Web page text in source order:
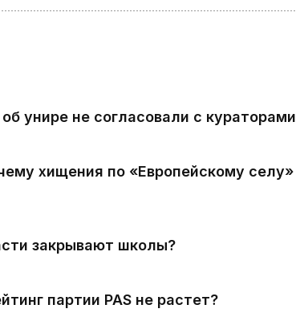
унире не согласовали с кураторами
хищения по «Европейскому селу»
закрывают школы?
партии PAS не растет?